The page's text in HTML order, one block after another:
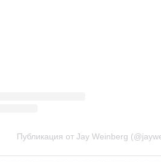
Публикация от Jay Weinberg